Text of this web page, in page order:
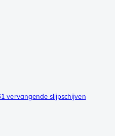
vervangende slijpschijven